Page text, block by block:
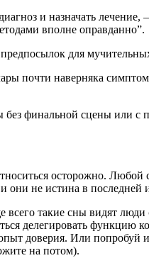
и назна­чать
вполне оправданно”.
для
почти наверняка
финальной сцены или
осто­рожно.
не истина в последней
такие сны видят
делегиро­вать
до­верия. Или попробуй
на потом).